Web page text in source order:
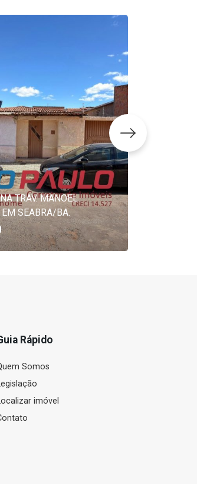
TRAV. MANOEL
SEABRA/BA.
Rápido
Somos
imóvel